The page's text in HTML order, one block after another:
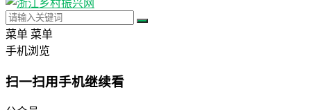
菜单 菜单
手机浏览
扫一扫用手机继续看